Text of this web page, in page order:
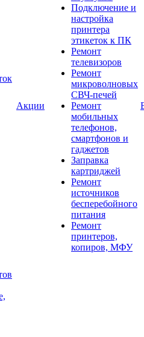
Акции
Подключение и
настройка
принтера
этикеток к ПК
Ремонт
телевизоров
Ремонт
микроволновых
СВЧ-печей
Ремонт
мобильных
телефонов,
смартфонов и
гаджетов
Заправка
картриджей
Ремонт
источников
бесперебойного
питания
Ремонт
принтеров,
копиров, МФУ